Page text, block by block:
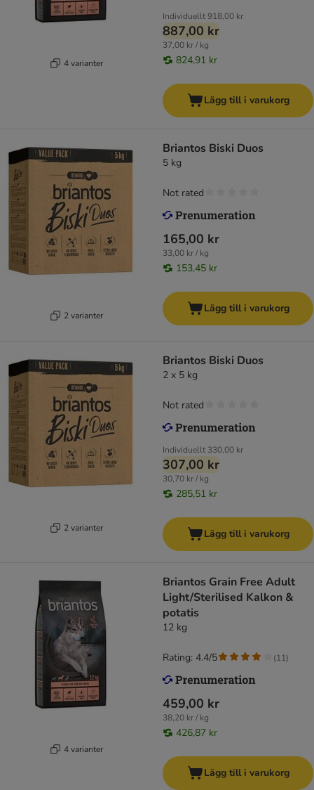
4 varianter
Individuellt918,00 kr
887,00 kr
37,00 kr / kg
824,91 kr
Lägg till i varukorg
2 varianter
Briantos Biski Duos
5 kg
165,00 kr
33,00 kr / kg
153,45 kr
Not rated
Lägg till i varukorg
2 varianter
Briantos Biski Duos
2 x 5 kg
Individuellt 330,00 kr
307,00 kr
30,70 kr / kg
285,51 kr
Not rated
Lägg till i varukorg
4 varianter
Briantos Grain Free Adult
Light/Sterilised Kalkon &
potatis
12 kg
459,00 kr
38,20 kr / kg
426,87 kr
Rating: 4.4/5 (11)
Lägg till i varukorg